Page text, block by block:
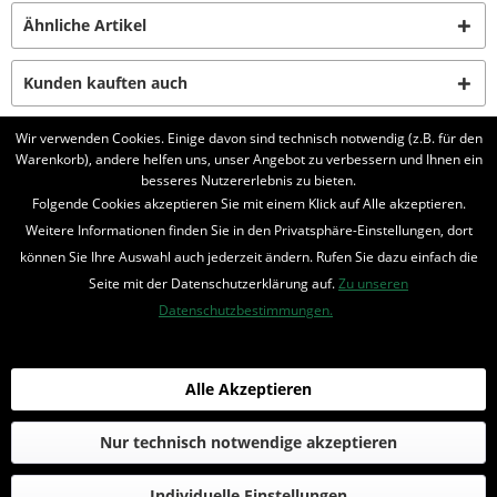
Ähnliche Artikel
Kunden kauften auch
Kunden haben sich ebenfalls angesehen
BELIEBTE SERIEN
UNSER SHOP
Bestellung widerrufen
* Alle Preise inkl. MwSt. und zzgl.Bearbeitungspauschale
© 2016-2022 Romantruhe - Buchversand, Joachim Otto
Wir verwenden Cookies. Einige davon sind technisch notwendig (z.B. für den
Warenkorb), andere helfen uns, unser Angebot zu verbessern und Ihnen ein
besseres Nutzererlebnis zu bieten.
Folgende Cookies akzeptieren Sie mit einem Klick auf Alle akzeptieren.
Weitere Informationen finden Sie in den Privatsphäre-Einstellungen, dort
können Sie Ihre Auswahl auch jederzeit ändern. Rufen Sie dazu einfach die
Seite mit der Datenschutzerklärung auf.Zu unseren
Datenschutzbestimmungen.
Nur technisch notwendige akzeptieren
Alle Akzeptieren